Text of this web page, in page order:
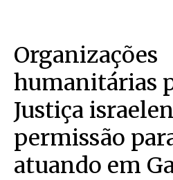
Contrate
Quem Somos
English
Inovações
Desafio Oceânico
Imposto De Renda
Calcule O Carbono
Calcule A Poupança
Organizações
humanitárias
Justiça
permissão
atuando em